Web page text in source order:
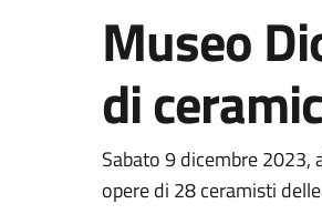
Museo
di
Dettaglio
Sabato 9 dicembre 2023,
opere di 28 ceramisti